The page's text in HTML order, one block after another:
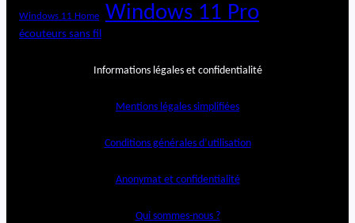
Windows 11 Home Windows 11 Pro
écouteurs sans fil
Informations légales et confidentialité
Mentions légales simplifiées
Conditions générales d’utilisation
Anonymat et confidentialité
Qui sommes-nous ?